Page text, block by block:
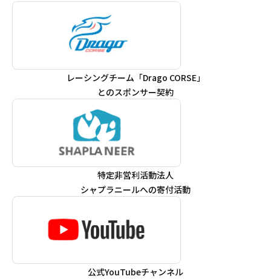
レーシングチーム「Drago CORSE」
とのスポンサー契約
特定非営利活動法人
シャプラニールへの寄付活動
公式YouTubeチャンネル